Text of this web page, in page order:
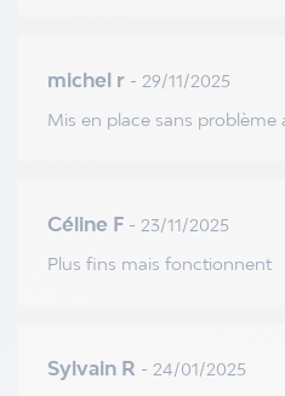
michel r - 29/11/2025
Mis en place sans problème
Céline F - 23/11/2025
Plus fins mais fonctionnent
Sylvain R - 24/01/2025